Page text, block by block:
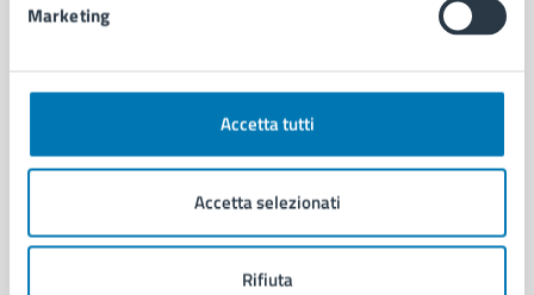
Marketing
Accetta tutti
Accetta selezionati
Rifiuta
Ambiente
Autorizzazioni
Documenti e certificati
Educazione e formazione
Giustizia e sicurezza pubblica